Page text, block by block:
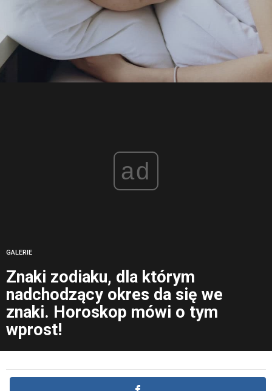
ad
GALERIE
Znaki zodiaku, dla którym
nadchodzący okres da się we
znaki. Horoskop mówi o tym
wprost!